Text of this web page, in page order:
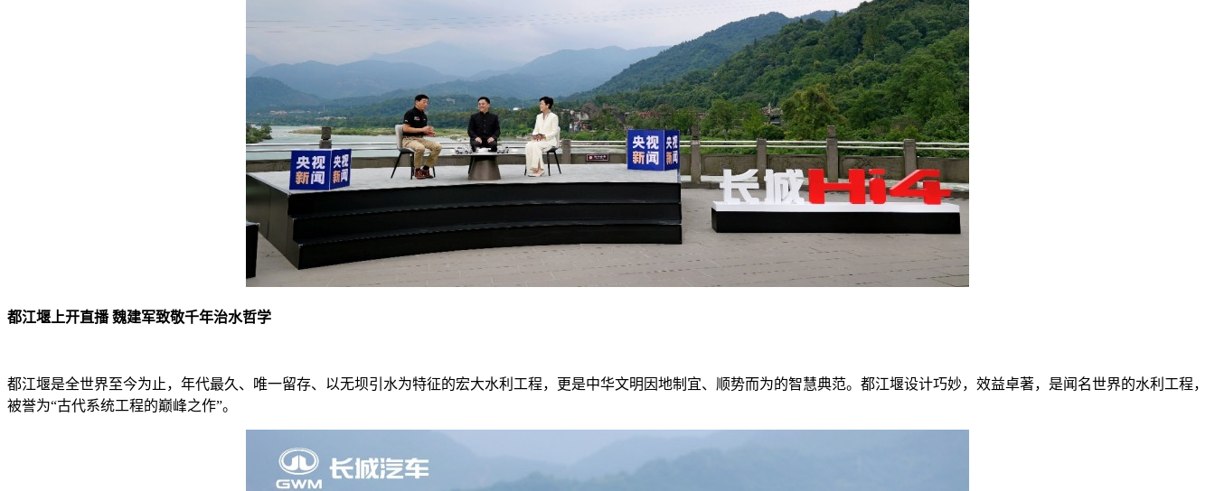
都江堰上开直播 魏建军致敬千年治水哲学
都江堰是全世界至今为止，年代最久、唯一留存、以无坝引水为特征的宏大水利工程，更是中华文明因地制宜、顺势而为的智慧典范。都江堰设计巧妙，效益卓著，是闻名世界的水利工程，
被誉为“古代系统工程的巅峰之作”。